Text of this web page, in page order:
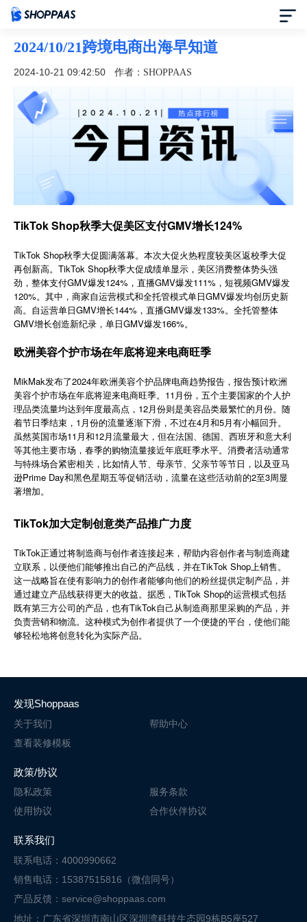
首页
定价
模板中心
合作伙伴
了解我们
简体中文
2024/10/21跨境电商出海早知道
2024-10-21 09:42:50 作者：SHOPPAAS
TikTok Shop秋季大促美区支付GMV增长124%
TikTok Shop秋季大促圆满落幕。本次大促火热程度较美区返校季大促
再创新高。TikTok Shop秋季大促成绩单显示，美区消费整体势头强
劲，整体支付GMV爆发124%，直播GMV爆发111%，短视频GMV爆发
120%。其中，商家自运营模式和全托管模式单日GMV爆发均创历史新
高。自运营单日GMV增长144%，直播GMV爆发133%。全托管整体
GMV增长创造新纪录，单日GMV爆发166%。
欧洲美容个护市场在年底将迎来电商旺季
MikMak发布了2024年欧洲美容个护品牌电商趋势报告，报告预计欧洲
美容个护市场在年底将迎来电商旺季。11月份，五个主要国家的个人护
理品类流量均达到年度最高点，12月份则是美容品类最繁忙的月份。随
着节日季结束，1月份的流量逐渐下滑，不过在4月和5月有小幅回升。
虽然英国市场11月和12月流量最大，但在法国、德国、西班牙和意大利
等其他主要市场，春季的购物流量接近年底旺季水平。消费者活动通常
与特殊场合紧密相关，比如情人节、母亲节、父亲节等节日，以及亚马
逊Prime Day和黑色星期五等促销活动，流量在这些活动前的2至3周显
著增加。
TikTok加大定制创意类产品推广力度
TikTok正通过将制造商与创作者连接起来，帮助内容创作者与制造商建
立联系，以便他们能够推出自己的产品线，并在TikTok Shop上销售。
这一战略旨在使有影响力的创作者能够向他们的粉丝提供定制产品，并
通过建立产品线获得更大的收益。据悉，TikTok Shop的运营模式包括
既有第三方公司的产品，也有TikTok自己从制造商那里采购的产品，并
负责营销和物流。这种模式为创作者提供了一个便捷的平台，使他们能
够轻松地将创意转化为实际产品。
发现Shoppaas
关于我们
帮助中心
查看装修模板
政策/协议
隐私政策
服务条款
使用协议
合作伙伴协议
联系我们
联系电话：4000990662
销售电话：15387515816（微信同号）
产品反馈：service@shoppaas.com
地址：广东省深圳市南山区深圳湾科技生态园9栋B5座527